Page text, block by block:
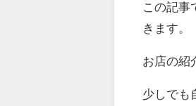
この記事
きます。
お店の紹
少しでも